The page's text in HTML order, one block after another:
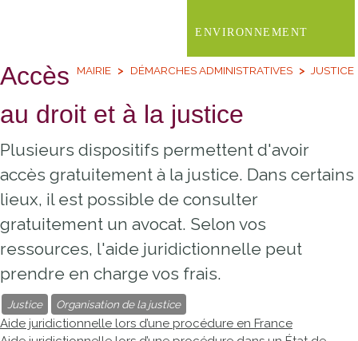
ENVIRONNEMENT
MAIRIE DÉMARCHES ADMINISTRATIVES JUSTICE
Accès
au droit et à la justice
Plusieurs dispositifs permettent d'avoir
accès gratuitement à la justice. Dans certains
lieux, il est possible de consulter
gratuitement un avocat. Selon vos
ressources, l'aide juridictionnelle peut
prendre en charge vos frais.
Justice Organisation de la justice
Aide juridictionnelle lors d’une procédure en France